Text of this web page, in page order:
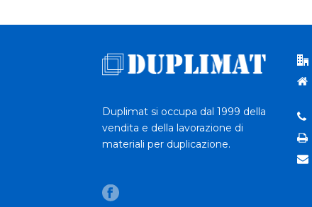
Duplimat si occupa dal 1999 della
vendita e della lavorazione di
materiali per duplicazione.